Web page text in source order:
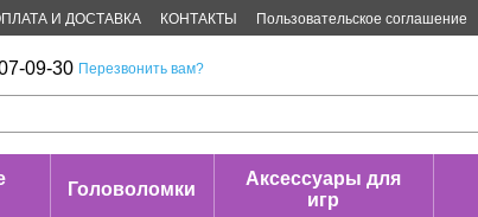
И ДОСТАВКА КОНТАКТЫ Пользовательское соглашение
09-30 Перезвонить вам?
Головоломки
Аксессуары для
игр